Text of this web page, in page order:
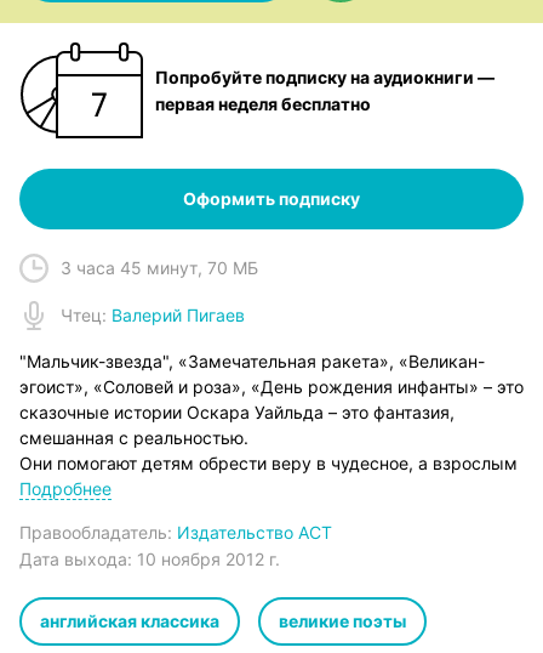
Попробуйте подписку на аудиокниги —
первая неделя бесплатно
Оформить подписку
3 часа 45 минут, 70 МБ
Чтец: Валерий Пигаев
"Мальчик-звезда", «Замечательная ракета», «Великан-
эгоист», «Соловей и роза», «День рождения инфанты» – это
сказочные истории Оскара Уайльда – это фантазия,
смешанная с реальностью.
Они помогают детям обрести веру в чудесное, а взрослым
избавиться от жизненной рутины и полностью погрузиться
«мой мир», а сейчас разрушено бытовыми проблемами и
серьезностью жизни.
пера Оскара Уайльда кажется явью, и ты сам можешь
прожить любую роль, выбранную для себя, сопереживать
Подробнее
Правообладатель: Издательство АСТ
Дата выхода: 10 ноября 2012 г.
английская классика великие поэты